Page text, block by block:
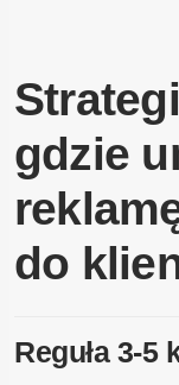
gdzie
do
Reguła 3-5